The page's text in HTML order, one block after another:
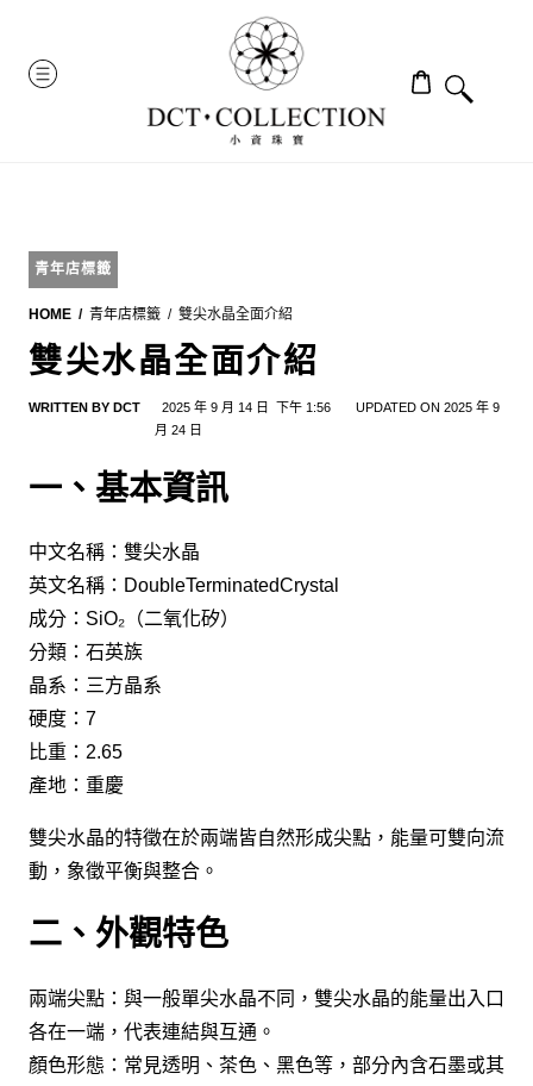
content
MENU
青年店標籤
HOME 青年店標籤 雙尖水晶全面介紹
雙尖水晶全面介紹
WRITTEN BY DCT 2025 年 9 月 14 日 下午 1:56
UPDATED ON 2025 年 9
月 24 日
一、基本資訊
中文名稱：雙尖水晶
英文名稱：DoubleTerminatedCrystal
成分：SiO₂（二氧化矽）
分類：石英族
晶系：三方晶系
硬度：7
比重：2.65
產地：重慶
雙尖水晶的特徵在於兩端皆自然形成尖點，能量可雙向流
動，象徵平衡與整合。
二、外觀特色
兩端尖點：與一般單尖水晶不同，雙尖水晶的能量出入口
各在一端，代表連結與互通。
顏色形態：常見透明、茶色、黑色等，部分內含石墨或其